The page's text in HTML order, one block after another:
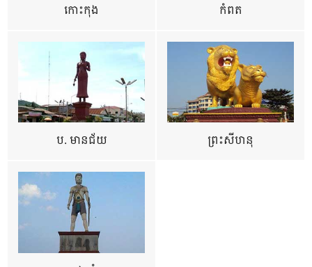
កោះកុង កំពត
ប. មានជ័យ ព្រះសីហនុ